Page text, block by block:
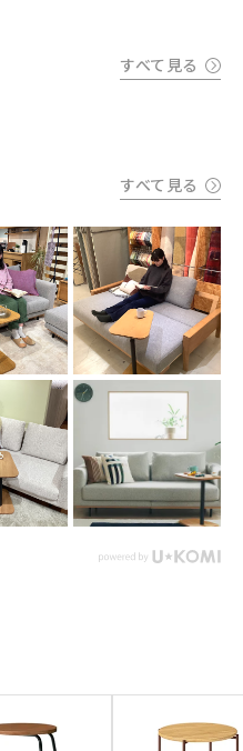
すべて見る
すべて見る